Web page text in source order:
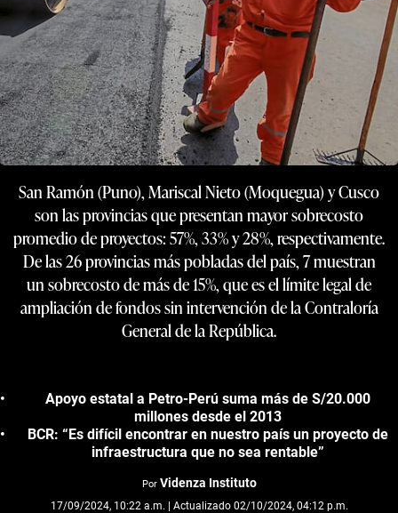
San Ramón (Puno), Mariscal Nieto (Moquegua) y Cusco
son las provincias que presentan mayor sobrecosto
promedio de proyectos: 57%, 33% y 28%, respectivamente.
De las 26 provincias más pobladas del país, 7 muestran
un sobrecosto de más de 15%, que es el límite legal de
ampliación de fondos sin intervención de la Contraloría
General de la República.
Apoyo estatal a Petro-Perú suma más de S/20.000
millones desde el 2013
BCR: “Es difícil encontrar en nuestro país un proyecto de
infraestructura que no sea rentable”
Por Videnza Instituto
17/09/2024, 10:22 a.m. | Actualizado 02/10/2024, 04:12 p.m.